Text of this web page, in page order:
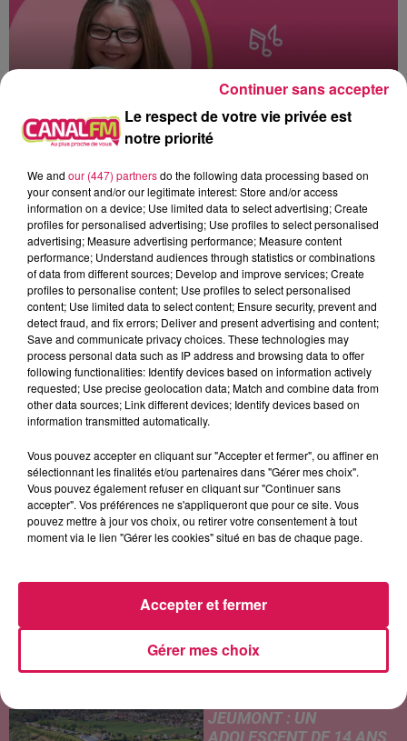
EVA le soir
19h49
19h49
OFENBACH, STARSAILOR
Four To The Floor
19h43
19h43
AMIR
L'imparfaite
19h39
19h39
BOB MARLEY
LES ARTICLES LES PLUS CONSULTÉS
D'ORAGES CE LUNDI EN
SAMBRE-AVESNOIS-
et changeant concerne nos
l'après-midi et un risque
JEUMONT : UN
ADOLESCENT DE 14 ANS
Le respect de votre vie privée est
notre priorité
We and our (447) partnersdo the following data processing based on
your consent and/or our legitimate interest: Store and/or access
information on a device; Use limited data to select advertising; Create
profiles for personalised advertising; Use profiles to select personalised
advertising; Measure advertising performance; Measure content
performance; Understand audiences through statistics or combinations
of data from different sources; Develop and improve services; Create
profiles to personalise content; Use profiles to select personalised
content; Use limited data to select content; Ensure security, prevent and
detect fraud, and fix errors; Deliver and present advertising and content;
Save and communicate privacy choices. These technologies may
process personal data such as IP address and browsing data to offer
following functionalities: Identify devices based on information actively
requested; Use precise geolocation data; Match and combine data from
other data sources; Link different devices; Identify devices based on
information transmitted automatically.
Vous pouvez accepter en cliquant sur "Accepter et fermer", ou affiner en
sélectionnant les finalités et/ou partenaires dans "Gérer mes choix".
Vous pouvez également refuser en cliquant sur "Continuer sans
accepter". Vos préférences ne s'appliqueront que pour ce site. Vous
pouvez mettre à jour vos choix, ou retirer votre consentement à tout
moment via le lien "Gérer les cookies" situé en bas de chaque page.
Gérer mes choix
Accepter et fermer
Continuer sans accepter